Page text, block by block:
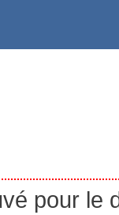
pour le